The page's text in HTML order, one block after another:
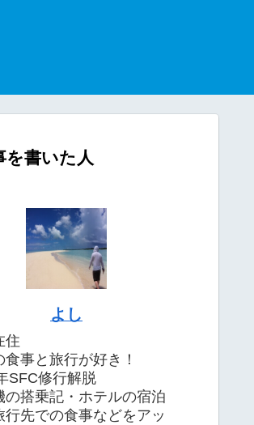
を書いた人
よし
住
食事と旅行が好き！
SFC修行解脱
の搭乗記・ホテルの宿泊
行先での食事などをアッ